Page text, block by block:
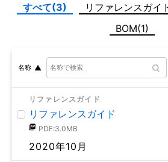
すべて(3) リファレンスガイ
BOM(1)
名称
リファレンスガイド
リファレンスガイド
PDF:3.0MB
2020年10月